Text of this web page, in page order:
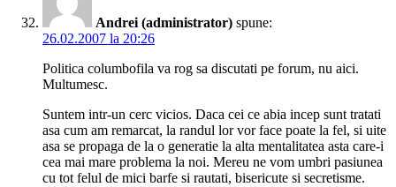
Andrei (administrator) spune:
26.02.2007 la 20:26
Politica columbofila va rog sa discutati pe forum, nu aici.
Multumesc.
Suntem intr-un cerc vicios. Daca cei ce abia incep sunt tratati
asa cum am remarcat, la randul lor vor face poate la fel, si uite
asa se propaga de la o generatie la alta mentalitatea asta care-i
cea mai mare problema la noi. Mereu ne vom umbri pasiunea
cu tot felul de mici barfe si rautati, bisericute si secretisme.